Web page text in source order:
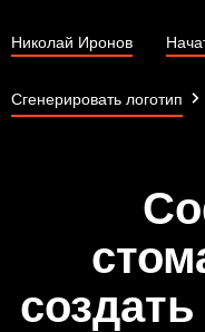
Николай Иронов
Сгенерировать логотип